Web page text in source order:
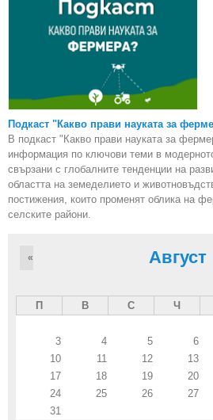
Подкаст "Какво прави науката за
В подкаст "Какво прави науката за
информация по ключови теми в
свързани с глобалните тенденции на
областта на земеделието и
постижения, които променят облика на
селските райони.
Август
«
П В С Ч
3
4 5 6
10
11 12 13
17
18 19 20
24
25 26 27
31